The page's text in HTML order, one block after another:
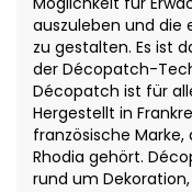
auszuleben und die
zu gestalten. Es ist
der Décopatch-
Décopatch ist für
Hergestellt in
französische
Rhodia gehört.
rund um